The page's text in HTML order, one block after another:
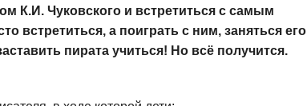
К.И. Чуковского и встретиться с самым
встретиться, а поиграть с ним, заняться его
пирата учиться! Но всё получится.